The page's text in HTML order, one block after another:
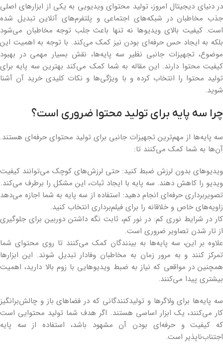
در دنیای دیجیتال امروز، تولید محتوای ویدیویی به یکی از ابزارهای اصلی
جذب مخاطبان در شبکه‌های اجتماعی و پلتفرم‌های آنلاین تبدیل شده
است. کیفیت بالای ویدیوها نه تنها باعث جلب توجه مخاطبان می‌شود
بلکه به ایجاد حس حرفه‌ای بودن نیز کمک می‌کند. با توجه به اهمیت این
موضوع، تجهیزات جانبی نظیر سه پایه‌ها، نقش بسیار مهمی در بهبود
کیفیت محتوا دارند. این مقاله به شما کمک می‌کند بهترین سه پایه برای
تولید محتوا را انتخاب کرده و با ویژگی‌ها و نکات کلیدی خرید آن آشنا
شوید.
چرا سه پایه برای تولید محتوا ضروری است؟
سه پایه‌ها از مهم‌ترین تجهیزات جانبی برای تولید محتوای حرفه‌ای هستند.
آن‌ها به شما کمک می‌کنند تا:
ویدیوهای بدون لرزش ضبط کنید: حتی لرزش‌های کوچک می‌توانند کیفیت
ویدیو را کاهش دهند. سه پایه با ایجاد ثبات، این مشکل را برطرف می‌کند.
تصویربرداری حرفه‌ای انجام دهید: استفاده از سه پایه به شما اجازه می‌دهد
زاویه‌های خاص و خلاقانه را برای فیلم‌برداری انتخاب کنید.
کار در شرایط نوری کم: در نور کم، ثابت نگه داشتن دوربین برای جلوگیری
از تار شدن تصاویر ضروری است.
علاوه بر این، سه پایه‌ها به بینندگان کمک می‌کنند تا روی محتوای شما
تمرکز کنند و به مرور زمان به مخاطبان وفادار تبدیل شوند. این ابزارها
همچنین در مواقعی که نیاز به ضبط ویدیوهایی با زوم بالا دارید، اهمیت
بیشتری پیدا می‌کنند.
سه پایه‌ها برای ولاگرها و تولیدکنندگانی که در فضاهای باز و چالش‌برانگیز
کار می‌کنند، یک ابزار اساسی هستند. اگر هدف شما تولید محتوایی است
که کیفیت و حرفه‌ای بودن آن مشهود باشد، استفاده از سه پایه
اجتناب‌ناپذیر است.